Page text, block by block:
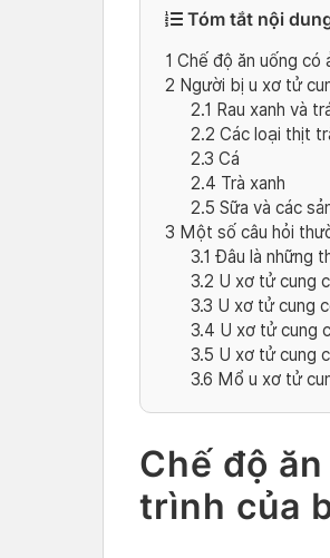
Tóm tắt nội
1 Chế độ ăn uống có
2 Người bị u xơ tử
2.1 Rau xanh và
2.2 Các loại thịt
2.3 Cá
2.4 Trà xanh
2.5 Sữa và các
3 Một số câu hỏi
3.1 Đâu là những
3.2 U xơ tử cung
3.3 U xơ tử cung
3.4 U xơ tử cung
3.5 U xơ tử cung
3.6 Mổ u xơ tử
Chế độ
trình của